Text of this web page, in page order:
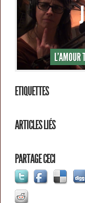
L'AMOUR
ETIQUETTES
ARTICLES LIÉS
PARTAGE CECI